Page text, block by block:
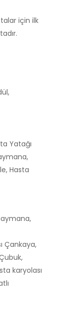
için ilk
Yatağı
Hasta
Çankaya,
karyolası